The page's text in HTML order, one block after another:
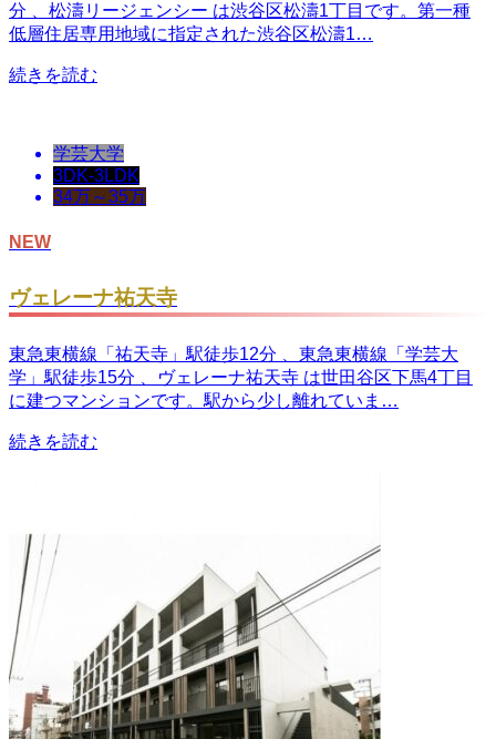
分 、松濤リージェンシー は渋谷区松濤1丁目です。第一種
低層住居専用地域に指定された渋谷区松濤1…
続きを読む
学芸大学
3DK-3LDK
34万～35万
NEW
ヴェレーナ祐天寺
東急東横線「祐天寺」駅徒歩12分 、東急東横線「学芸大
学」駅徒歩15分 、ヴェレーナ祐天寺 は世田谷区下馬4丁目
に建つマンションです。駅から少し離れていま…
続きを読む